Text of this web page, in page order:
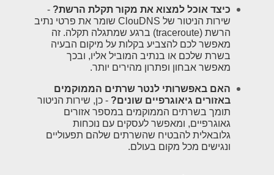
כיצד אוכל למצוא את מקור תקלת הרשת? -
שירות הניטור של ClouDNS שומר את פרטי נתיב
הרשת (traceroute) ברגע שמתגלה תקלה. זה
מאפשר לכם להצביע בקלות על מיקום הבעיה
בשרת שלכם או בנתיב המוביל אליו, ובכך
מאפשר אבחון ופתרון מהירים יותר.
האם באפשרותי לנטר שרתים הממוקמים
באזורים גיאוגרפיים שונים? - כן, שירות הניטור
תומך בשרתים הממוקמים במספר אזורים
גאוגרפיים, ומאפשר לעסקים עם נוכחות
גלובאלית להבטיח שהשרתים שלהם תפעוליים
ונגישים מכל מקום בעולם.